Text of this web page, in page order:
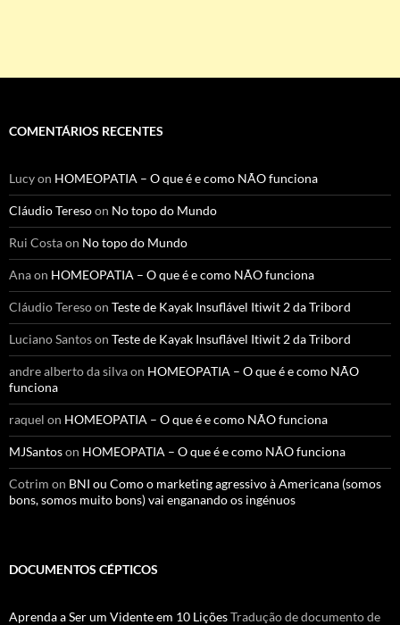
COMENTÁRIOS RECENTES
Lucyon HOMEOPATIA – O que é e como NÃO funciona
Cláudio Teresoon No topo do Mundo
Rui Costaon No topo do Mundo
Anaon HOMEOPATIA – O que é e como NÃO funciona
Cláudio Teresoon Teste de Kayak Insuflável Itiwit 2 da Tribord
Luciano Santoson Teste de Kayak Insuflável Itiwit 2 da Tribord
andre alberto da silvaon HOMEOPATIA – O que é e como NÃO
funciona
raquel on HOMEOPATIA – O que é e como NÃO funciona
MJSantoson HOMEOPATIA – O que é e como NÃO funciona
Cotrim on BNI ou Como o marketing agressivo à Americana (somos
bons, somos muito bons) vai enganando os ingénuos
DOCUMENTOS CÉPTICOS
Aprenda a Ser um Vidente em 10 LiçõesTradução de documento de